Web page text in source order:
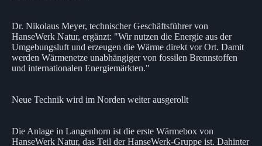
Dr. Nikolaus Meyer, technischer Geschäftsführer von
HanseWerk Natur, ergänzt: "Wir nutzen die Energie aus der
Umgebungsluft und erzeugen die Wärme direkt vor Ort. Damit
werden Wärmenetze unabhängiger von fossilen Brennstoffen
und internationalen Energiemärkten."
Neue Technik wird im Norden weiter ausgerollt
Die Anlage in Langenhorn ist die erste Wärmebox von
HanseWerk Natur, das Teil der HanseWerk-Gruppe ist. Dahinter